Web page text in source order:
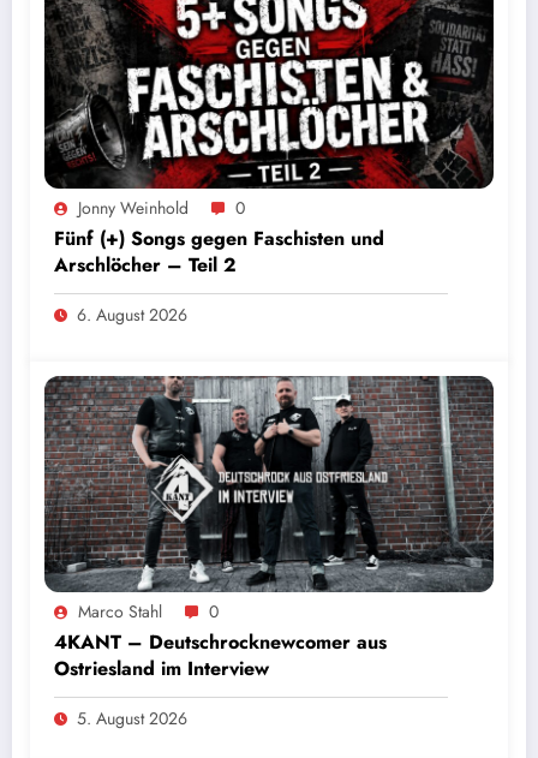
Jonny Weinhold 0
Fünf (+) Songs gegen Faschisten und
Arschlöcher – Teil 2
6. August 2026
Marco Stahl 0
4KANT – Deutschrocknewcomer aus
Ostriesland im Interview
5. August 2026